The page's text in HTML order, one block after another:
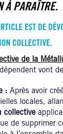
À PARAÎTRE.
EST DE
COLLECTIVE.
de la
vont
: Après avoir
locales,
collective
de supprimer